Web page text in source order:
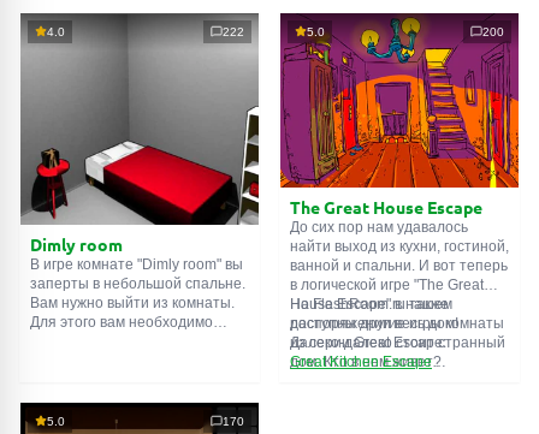
их, чтобы выйти. Выход из
одной комнаты является
смекалки попробуйте решить
все, приготовленные авторами
для вас, головоломки и найти
выход на свободу.
Внимательно осмотрите
помещение, возможно вы
сможете найти какие-нибудь
подсказки. Желаем удачи!
4.0 222
Dimly room
В игре комнате "Dimly room" вы
заперты в небольшой спальне.
Вам нужно выйти из комнаты.
Для этого вам необходимо
5.0 200
The Great House Escape
До сих пор нам удавалось
найти выход из кухни, гостиной,
ванной и спальни. И вот теперь
в логической игре "The Great
House Escape" в нашем
распоряжении весь дом!
Далеко-далеко стоит странный
дом. Кто в нем живет?
На FlashRoom.ru также
доступны другие игры комнаты
из серии Great Escape:
Great Kitchen Escape
5.0 170